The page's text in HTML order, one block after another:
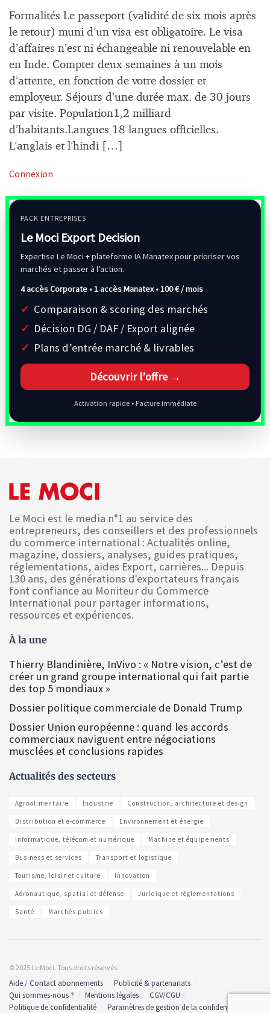
Formalités Le passeport (validité de six mois après
le retour) muni d’un visa est obligatoire. Le visa
d’affaires n’est ni échangeable ni renouvelable en
en Inde. Compter deux semaines à un mois
d’attente, en fonction de votre dossier et
employeur. Séjours d’une durée max. de 30 jours
par visite. Population1,2 milliard
d’habitants.Langues 18 langues officielles.
L’anglais et l’hindi […]
Connexion
PACK ENTREPRISES
Le Moci Export Decision
Expertise Le Moci + plateforme IA Manatex pour prioriser vos
marchés et passer à l’action.
4 accès Corporate • 1 accès Manatex •100 € / mois
Comparaison & scoring des marchés
Décision DG / DAF / Export alignée
Plans d’entrée marché & livrables
Découvrir l’offre →
Activation rapide • Facture immédiate
Le Moci est le media n°1 au service des
entrepreneurs, des conseillers et des professionnels
du commerce international : Actualités online,
magazine, dossiers, analyses, guides pratiques,
réglementations, aides Export, carrières... Depuis
130 ans, des générations d'exportateurs français
font confiance au Moniteur du Commerce
International pour partager informations,
ressources et expériences.
À la une
Thierry Blandinière, InVivo : « Notre vision, c’est de
créer un grand groupe international qui fait partie
des top 5 mondiaux »
Dossier politique commerciale de Donald Trump
Dossier Union européenne : quand les accords
commerciaux naviguent entre négociations
musclées et conclusions rapides
Actualités des secteurs
Agroalimentaire Industrie Construction, architecture et design
Distribution et e-commerce Environnement et énergie
Informatique, télécom et numérique Machine et équipements
Business et services Transport et logistique
Tourisme, loisir et culture Innovation
Aéronautique, spatial et défense Juridique et règlementations
Santé Marchés publics
© 2025 Le Moci. Tous droits réservés.
Aide / Contact abonnements
Publicité & partenariats
Qui sommes-nous ?
Mentions légales
CGV/CGU
Politique de confidentialité
Paramètres de gestion de la confidentialité